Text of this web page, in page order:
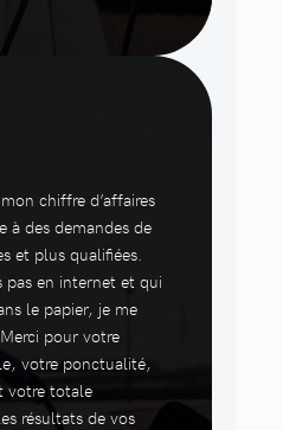
chiffre d’affaires
à des demandes de
et plus qualifiées.
pas en internet et qui
le papier, je me
pour votre
votre ponctualité,
votre totale
résultats de vos